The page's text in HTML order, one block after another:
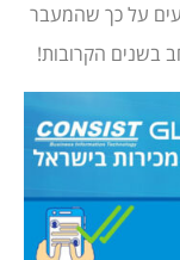
על כך שהמעבר
בשנים הקרובות!